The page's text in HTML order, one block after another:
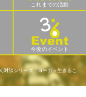
これまでの活動
今後のイベント
対談シリーズ「ヨーガ＝生きるこ